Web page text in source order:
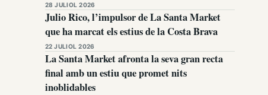
28 JULIOL 2026
Julio Rico, l’impulsor de La Santa Market
que ha marcat els estius de la Costa Brava
22 JULIOL 2026
La Santa Market afronta la seva gran recta
final amb un estiu que promet nits
inoblidables